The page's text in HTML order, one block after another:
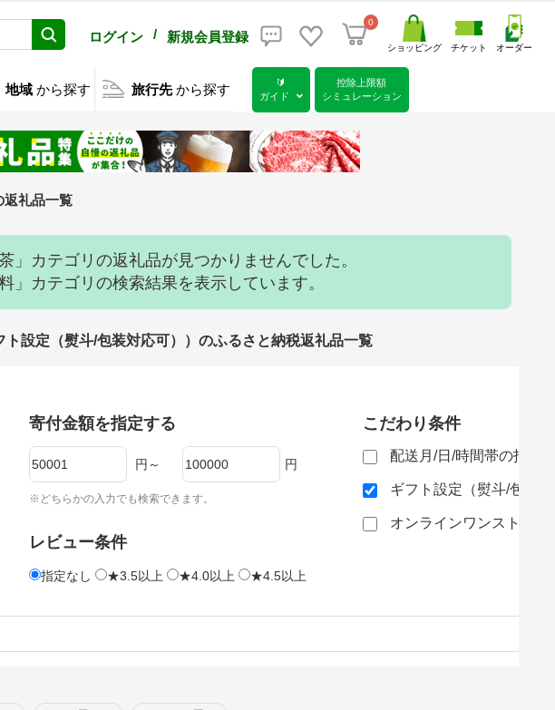
ログイン / 新規会員登録
0
ショッピング チケット オーダー
地域 から探す 旅行先 から探す
🔰
ガイド
控除上限額
シミュレーション
返礼品一覧
」カテゴリの返礼品が見つかりませんでした。
」カテゴリの検索結果を表示しています。
設定（熨斗/包装対応可））のふるさと納税返礼品一覧
寄付金額を指定する
円～ 円
※どちらかの入力でも検索できます。
レビュー条件
指定なし ★3.5以上 ★4.0以上 ★4.5以上
こだわり条件
配送月/日/時間帯の指定
ギフト設定（熨斗/包装
オンラインワンストップ